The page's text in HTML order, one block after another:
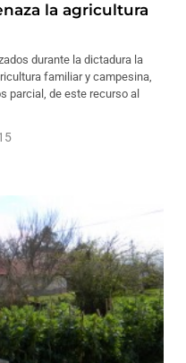
la agricultura
durante la dictadura la
familiar y campesina,
parcial, de este recurso al